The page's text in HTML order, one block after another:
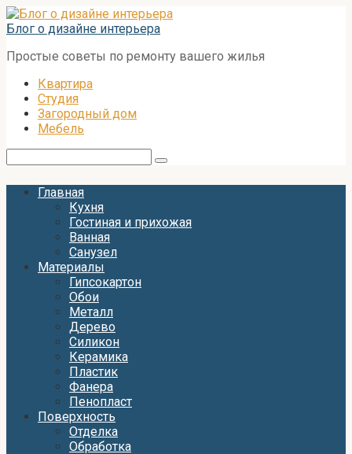
Перейти
к
Блог о дизайне интерьера
Простые советы по ремонту вашего жилья
Квартира
Студия
Загородный дом
Мебель
Главная
Кухня
Гостиная и прихожая
Ванная
Санузел
Материалы
Гипсокартон
Обои
Металл
Дерево
Силикон
Керамика
Пластик
Фанера
Пенопласт
Поверхность
Отделка
Обработка